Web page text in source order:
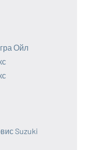
Ойл
Suzuki